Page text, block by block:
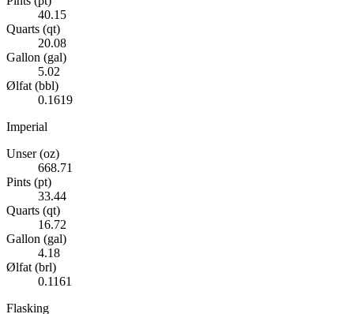
40.15
Quarts (qt)
20.08
Gallon (gal)
5.02
Ølfat (bbl)
0.1619
Imperial
Unser (oz)
668.71
Pints (pt)
33.44
Quarts (qt)
16.72
Gallon (gal)
4.18
Ølfat (brl)
0.1161
Flasking